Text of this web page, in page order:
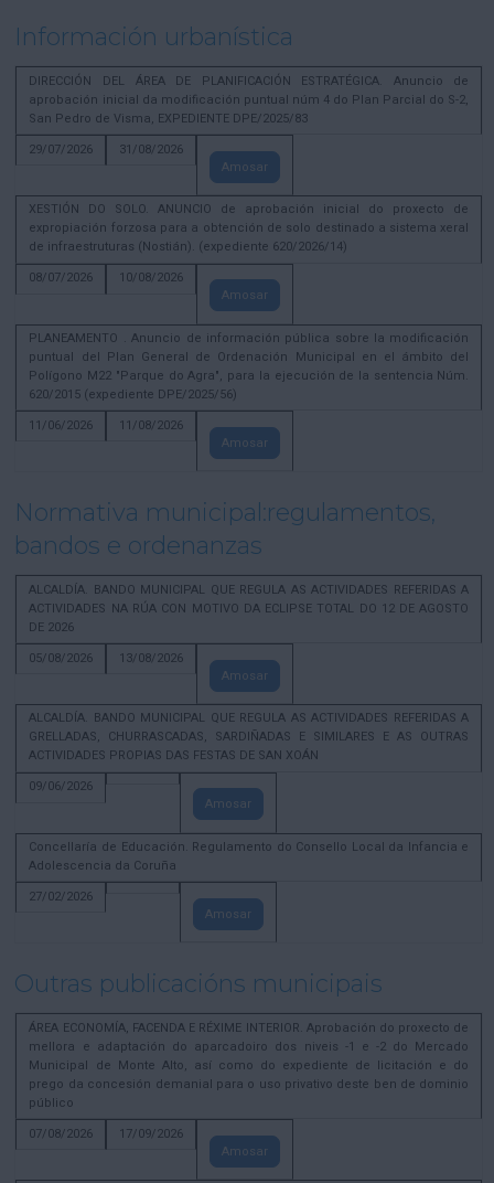
Información urbanística
DIRECCIÓN DEL ÁREA DE PLANIFICACIÓN ESTRATÉGICA. Anuncio de
aprobación inicial da modificación puntual núm 4 do Plan Parcial do S-2,
San Pedro de Visma, EXPEDIENTE DPE/2025/83
29/07/2026
31/08/2026
Amosar
XESTIÓN DO SOLO. ANUNCIO de aprobación inicial do proxecto de
expropiación forzosa para a obtención de solo destinado a sistema xeral
de infraestruturas (Nostián). (expediente 620/2026/14)
08/07/2026
10/08/2026
Amosar
PLANEAMENTO . Anuncio de información pública sobre la modificación
puntual del Plan General de Ordenación Municipal en el ámbito del
Polígono M22 "Parque do Agra", para la ejecución de la sentencia Núm.
620/2015 (expediente DPE/2025/56)
11/06/2026
11/08/2026
Amosar
Normativa municipal:regulamentos,
bandos e ordenanzas
ALCALDÍA. BANDO MUNICIPAL QUE REGULA AS ACTIVIDADES REFERIDAS A
ACTIVIDADES NA RÚA CON MOTIVO DA ECLIPSE TOTAL DO 12 DE AGOSTO
DE 2026
05/08/2026
13/08/2026
Amosar
ALCALDÍA. BANDO MUNICIPAL QUE REGULA AS ACTIVIDADES REFERIDAS A
GRELLADAS, CHURRASCADAS, SARDIÑADAS E SIMILARES E AS OUTRAS
ACTIVIDADES PROPIAS DAS FESTAS DE SAN XOÁN
09/06/2026
Amosar
Concellaría de Educación. Regulamento do Consello Local da Infancia e
Adolescencia da Coruña
27/02/2026
Amosar
Outras publicacións municipais
ÁREA ECONOMÍA, FACENDA E RÉXIME INTERIOR. Aprobación do proxecto de
mellora e adaptación do aparcadoiro dos niveis -1 e -2 do Mercado
Municipal de Monte Alto, así como do expediente de licitación e do
prego da concesión demanial para o uso privativo deste ben de dominio
público
07/08/2026
17/09/2026
Amosar